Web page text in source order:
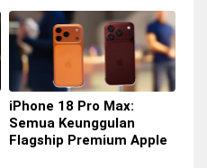
iPhone 18 Pro Max:
Semua Keunggulan
Flagship Premium Apple